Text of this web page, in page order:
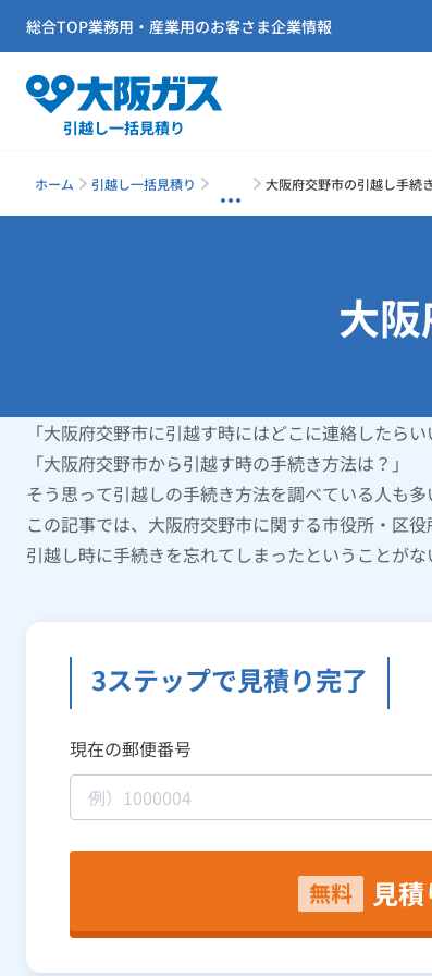
引越し一括見積り
総合TOP業務用・産業用のお客さま企業情報
ホーム 引越し一括見積り 大阪府交野市の引越し手続
大
「大阪府交野市に引越す時にはどこに連絡したらい
「大阪府交野市から引越す時の手続き方法は？」
そう思って引越しの手続き方法を調べている人も多
この記事では、大阪府交野市に関する市役所・区
引越し時に手続きを忘れてしまったということが
3ステップで見積り完了
現在の郵便番号
無料 見積